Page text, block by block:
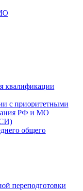
квалификации
с приоритетными
РФ и МО
общего
переподготовки